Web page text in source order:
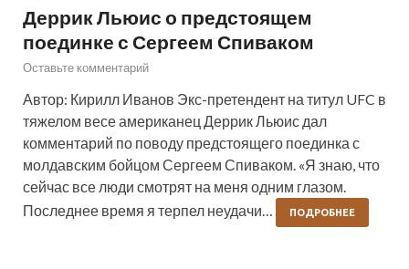
Деррик Льюис о предстоящем
поединке с Сергеем Спиваком
Оставьте комментарий
Автор: Кирилл Иванов Экс-претендент на титул UFC в
тяжелом весе американец Деррик Льюис дал
комментарий по поводу предстоящего поединка с
молдавским бойцом Сергеем Спиваком. «Я знаю, что
сейчас все люди смотрят на меня одним глазом.
Последнее время я терпел неудачи…
ПОДРОБНЕЕ